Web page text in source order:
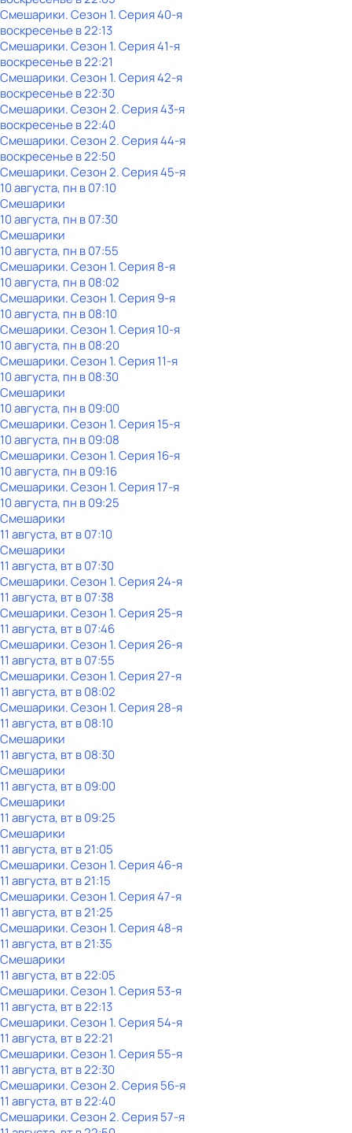
Смешарики. Сезон 1. Серия 40-я
воскресенье в22:13
Смешарики. Сезон 1. Серия 41-я
воскресенье в22:21
Смешарики. Сезон 1. Серия 42-я
воскресенье в22:30
Смешарики. Сезон 2. Серия 43-я
воскресенье в22:40
Смешарики. Сезон 2. Серия 44-я
воскресенье в22:50
Смешарики. Сезон 2. Серия 45-я
10 августа, пн в 07:10
Смешарики
10 августа, пн в 07:30
Смешарики
10 августа, пн в 07:55
Смешарики. Сезон 1. Серия 8-я
10 августа, пн в 08:02
Смешарики. Сезон 1. Серия 9-я
10 августа, пн в 08:10
Смешарики. Сезон 1. Серия 10-я
10 августа, пн в 08:20
Смешарики. Сезон 1. Серия 11-я
10 августа, пн в 08:30
Смешарики
10 августа, пн в 09:00
Смешарики. Сезон 1. Серия 15-я
10 августа, пн в 09:08
Смешарики. Сезон 1. Серия 16-я
10 августа, пн в 09:16
Смешарики. Сезон 1. Серия 17-я
10 августа, пн в 09:25
Смешарики
11 августа, вт в 07:10
Смешарики
11 августа, вт в 07:30
Смешарики. Сезон 1. Серия 24-я
11 августа, вт в 07:38
Смешарики. Сезон 1. Серия 25-я
11 августа, вт в 07:46
Смешарики. Сезон 1. Серия 26-я
11 августа, вт в 07:55
Смешарики. Сезон 1. Серия 27-я
11 августа, вт в 08:02
Смешарики. Сезон 1. Серия 28-я
11 августа, вт в 08:10
Смешарики
11 августа, вт в 08:30
Смешарики
11 августа, вт в 09:00
Смешарики
11 августа, вт в 09:25
Смешарики
11 августа, вт в 21:05
Смешарики. Сезон 1. Серия 46-я
11 августа, вт в 21:15
Смешарики. Сезон 1. Серия 47-я
11 августа, вт в 21:25
Смешарики. Сезон 1. Серия 48-я
11 августа, вт в 21:35
Смешарики
11 августа, вт в 22:05
Смешарики. Сезон 1. Серия 53-я
11 августа, вт в 22:13
Смешарики. Сезон 1. Серия 54-я
11 августа, вт в 22:21
Смешарики. Сезон 1. Серия 55-я
11 августа, вт в 22:30
Смешарики. Сезон 2. Серия 56-я
11 августа, вт в 22:40
Смешарики. Сезон 2. Серия 57-я